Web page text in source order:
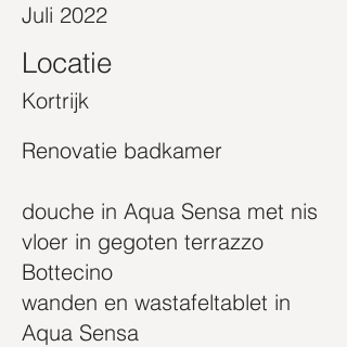
Juli 2022
Locatie
Kortrijk
Renovatie badkamer
douche in Aqua Sensa met nis
vloer in gegoten terrazzo
Bottecino
wanden en wastafeltablet in
Aqua Sensa